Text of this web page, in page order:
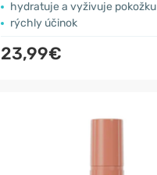
hydratuje a vyživuje pokožku
rýchly účinok
23,99€